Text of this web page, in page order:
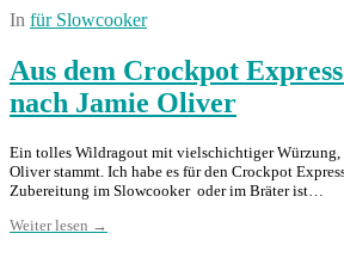
In für Slowcooker
Aus dem Crockpot
nach Jamie Oliver
Ein tolles Wildragout mit vielschichtiger Würzung,
Oliver stammt. Ich habe es für den Crockpot
Zubereitung im Slowcooker oder im Bräter ist…
Weiter lesen →